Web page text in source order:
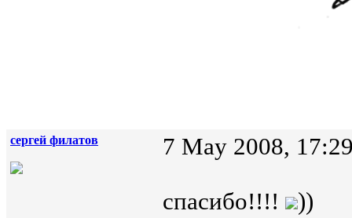
сергей филатов 7 May 2008,
спасибо!!!! ))